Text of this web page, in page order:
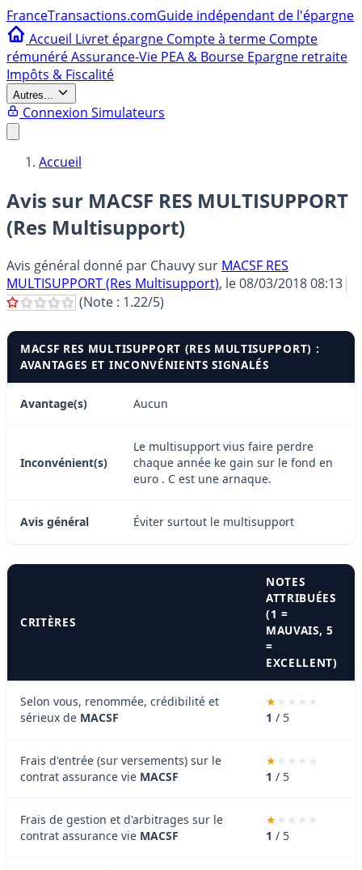
FranceTransactions.comGuide indépendant de l'épargne
Accueil Livret épargne Compte à terme Compte
rémunéréAssurance-Vie PEA & Bourse Epargne retraite
Impôts & Fiscalité
Autres...
Connexion Simulateurs
Accueil
Avis sur MACSF RES MULTISUPPORT
(Res Multisupport)
Avis général donné par Chauvysur MACSF RES
MULTISUPPORT (Res Multisupport), le08/03/2018 08:13
(Note : 1.22/5)
MACSF RES MULTISUPPORT (RES MULTISUPPORT) :
AVANTAGES ET INCONVÉNIENTS SIGNALÉS
Avantage(s) Aucun
Inconvénient(s)
Le multisupport vius faire perdre
chaque année ke gain sur le fond en
euro . C est une arnaque.
Avis général Éviter surtout le multisupport
CRITÈRES
NOTES
ATTRIBUÉES
(1 =
MAUVAIS, 5
=
EXCELLENT)
Selon vous, renommée, crédibilité et
sérieux de MACSF 1 / 5
Frais d'entrée (sur versements) sur le
contrat assurance vie MACSF 1 / 5
Frais de gestion et d'arbitrages sur le
contrat assurance vie MACSF 1 / 5